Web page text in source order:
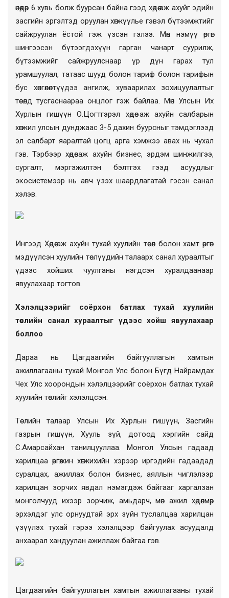
өнөөдөр 6 хувь болж буурсан байна гээд хөдөө аж ахуйг эдийн
засгийн эргэлтэд оруулан хөгжүүлье гэвэл бүтээмжтийг
сайжруулан ёстой гэж үзсэн гэлээ. Мөн нэмүү өртөг
шингээсэн бүтээгдэхүүн гарган чанарт суурилж,
бүтээмжийг сайжруулснаар үр дүн гарах тул
урамшуулал, татаас шууд болон тариф болон тарифын
бус хөнгөлөлтүүдээ ангилж, хуваарилах зохицуулалтыг
төсөлд тусгаснаараа онцлог гэж байлаа. Мөн Улсын Их
Хурлын гишүүн О.Цогтгэрэл хөдөө аж ахуйн салбарын
хөгжил улсын дунджаас 3-5 дахин буурсныг тэмдэглээд
эл салбарт яаралтай цогц арга хэмжээ авах нь чухал
гэв. Тэрбээр хөдөө аж ахуйн бизнес, эрдэм шинжилгээ,
сургалт, мэргэжилтэн бэлтгэх гээд асуудлыг
экосистемээр нь авч үзэх шаардлагатай гэсэн санал
хэлэв.
Ингээд Хөдөө аж ахуйн тухай хуулийн төсөл болон хамт өргөн
мэдүүлсэн хуулийн төслүүдийн талаарх санал хураалтыг
үдээс хойших чуулганы нэгдсэн хуралдаанаар
явуулахаар тогтов.
Хэлэлцээрийг соёрхон батлах тухай хуулийн
төслийн санал хураалтыг үдээс хойш явуулахаар
боллоо
Дараа нь Цагдаагийн байгууллагын хамтын
ажиллагааны тухай Монгол Улс болон Бүгд Найрамдах
Чех Улс хоорондын хэлэлцээрийг соёрхон батлах тухай
хуулийн төслийг хэлэлцсэн.
Төслийн талаар Улсын Их Хурлын гишүүн, Засгийн
газрын гишүүн, Хууль зүй, дотоод хэргийн сайд
С.Амарсайхан танилцууллаа. Монгол Улсын гадаад
харилцаа өргөжин хөгжихийн хэрээр иргэдийн гадаадад
суралцах, ажиллах болон бизнес, аяллын чиглэлээр
харилцан зорчих явдал нэмэгдэж байгааг харгалзан
монголчууд ихээр зорчиж, амьдарч, мөн ажил хөдөлмөр
эрхэлдэг улс орнуудтай эрх зүйн туслалцаа харилцан
үзүүлэх тухай гэрээ хэлэлцээр байгуулах асуудалд
анхаарал хандуулан ажиллаж байгаа гэв.
Цагдаагийн байгууллагын хамтын ажиллагааны тухай